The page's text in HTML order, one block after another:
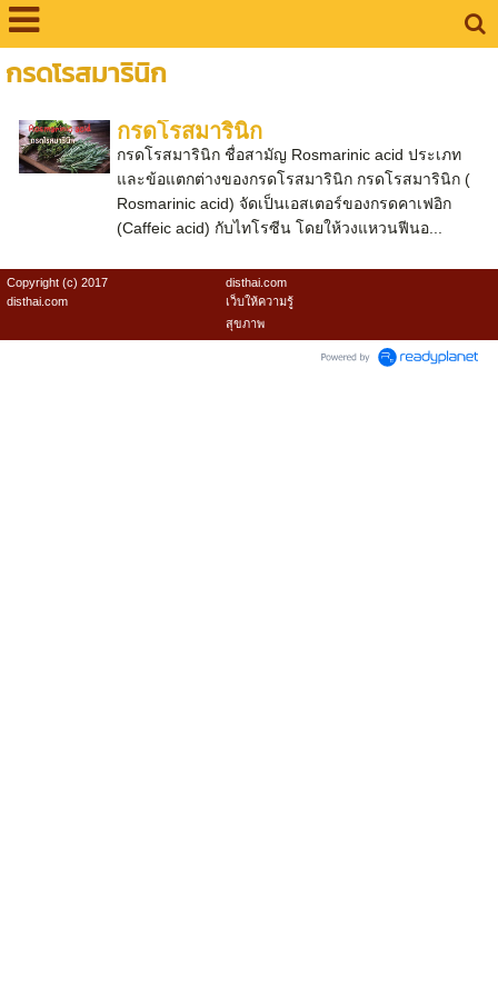
กรดโรสมารินิก
กรดโรสมารินิก
กรดโรสมารินิก ชื่อสามัญ Rosmarinic acid ประเภท
และข้อแตกต่างของกรดโรสมารินิก กรดโรสมารินิก (
Rosmarinic acid) จัดเป็นเอสเตอร์ของกรดคาเฟอิก
(Caffeic acid) กับไทโรซีน โดยให้วงแหวนฟีนอ...
Copyright (c) 2017
disthai.com
disthai.com
เว็บให้ความรู้
สุขภาพ